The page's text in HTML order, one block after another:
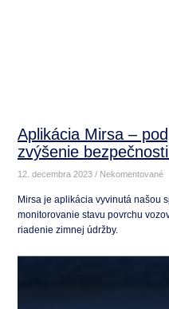
Aplikácia Mirsa –
zvýšenie
12. decembra 2023 Nekomentované
Mirsa je aplikácia vyvinutá našou
monitorovanie stavu povrchu
riadenie zimnej údržby.